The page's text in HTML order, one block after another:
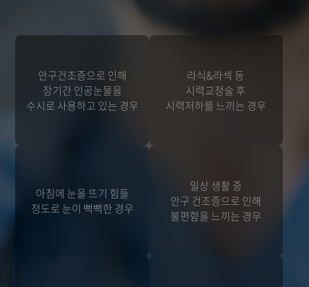
안구건조증으로 인해
장기간 인공눈물을
수시로 사용하고 있는 경우
라식&라섹 등
시력교정술 후
시력저하를 느끼는 경우
아침에 눈을 뜨기 힘들
정도로 눈이 뻑뻑한 경우
일상 생활 중
안구 건조증으로 인해
불편함을 느끼는 경우